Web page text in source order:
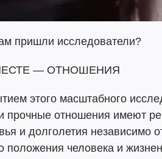
пришли исследователи?
— ОТНОШЕНИЯ
этого масштабного
прочные отношения имеют
и долголетия независимо
положения человека и